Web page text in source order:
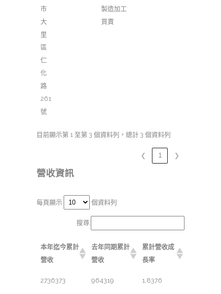
市
大
里
區
仁
化
路
261
號
製造加工
買賣
目前顯示第 1 至第 3 個資料列，總計 3 個資料列
❮ 1 ❯
營收資訊
每頁顯示 個資料列
搜尋:
本年迄今累計
營收
去年同期累計
營收
累計營收成
長率
2736373 964319 1.8376